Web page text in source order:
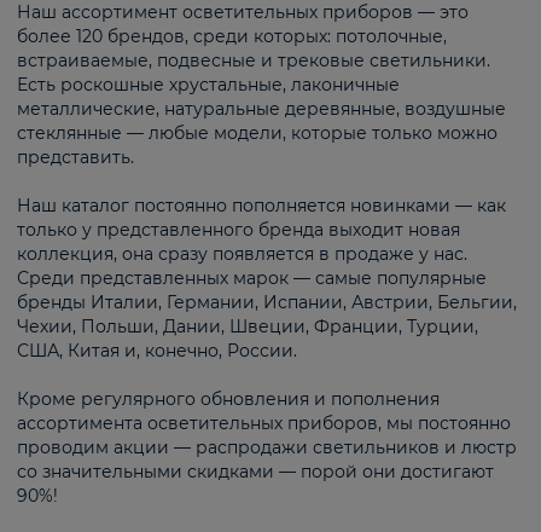
Наш ассортимент осветительных приборов — это
более 120 брендов, среди которых: потолочные,
встраиваемые, подвесные и трековые светильники.
Есть роскошные хрустальные, лаконичные
металлические, натуральные деревянные, воздушные
стеклянные — любые модели, которые только можно
представить.
Наш каталог постоянно пополняется новинками — как
только у представленного бренда выходит новая
коллекция, она сразу появляется в продаже у нас.
Среди представленных марок — самые популярные
бренды Италии, Германии, Испании, Австрии, Бельгии,
Чехии, Польши, Дании, Швеции, Франции, Турции,
США, Китая и, конечно, России.
Кроме регулярного обновления и пополнения
ассортимента осветительных приборов, мы постоянно
проводим акции — распродажи светильников и люстр
со значительными скидками — порой они достигают
90%!